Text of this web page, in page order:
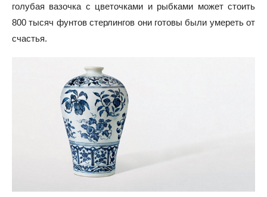
голубая вазочка с цветочками и рыбками может стоить
800 тысяч фунтов стерлингов они готовы были умереть от
счастья.